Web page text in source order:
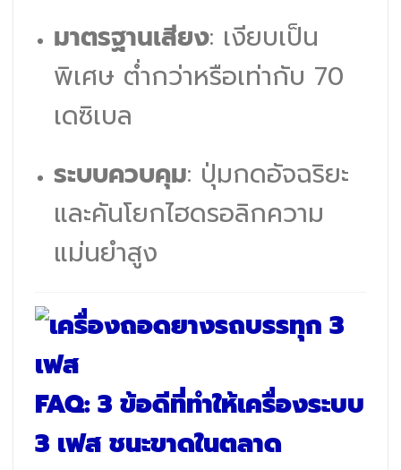
มาตรฐานเสียง: เงียบเป็น
พิเศษ ต่ำกว่าหรือเท่ากับ 70
เดซิเบล
ระบบควบคุม: ปุ่มกดอัจฉริยะ
และคันโยกไฮดรอลิกความ
แม่นยำสูง
FAQ: 3 ข้อดีที่ทำให้เครื่องระบบ
3 เฟส ชนะขาดในตลาด